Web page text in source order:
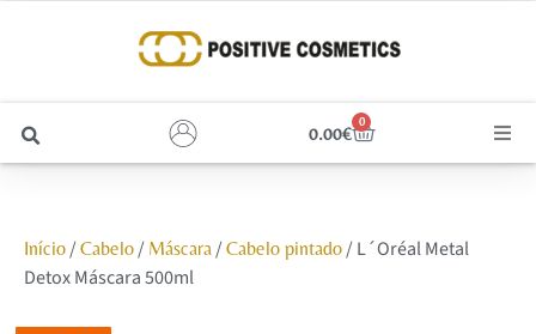
0.00€
0
Unhas
Início/ Cabelo/ Máscara/ Cabelo pintado/ L´Oréal Metal
Detox Máscara 500ml